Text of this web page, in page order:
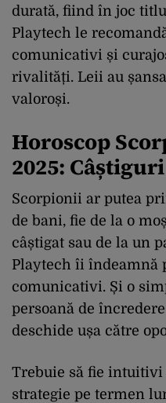
durată, fiind în joc
Playtech le
comunicativi și
rivalități. Leii au
valoroși.
Horoscop
2025:
Scorpionii ar putea
de bani, fie de la o
câștigat sau de la un
Playtech îi îndeamnă
comunicativi. Și o
persoană de
deschide ușa către
Trebuie să fie intuitivi
strategie pe termen